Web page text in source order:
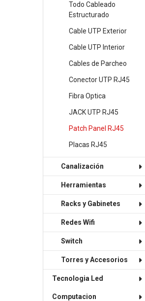
Todo Cableado
Estructurado
Cable UTP Exterior
Cable UTP Interior
Cables de Parcheo
Conector UTP RJ45
Fibra Optica
JACK UTP RJ45
Patch Panel RJ45
Placas RJ45
Canalización
Herramientas
Racks y Gabinetes
Redes Wifi
Switch
Torres y Accesorios
Tecnologia Led
Computacion